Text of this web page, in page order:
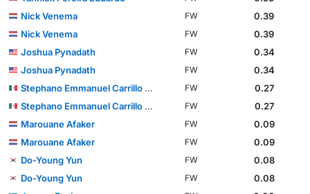
Nick Venema
FW
0.39
Nick Venema
FW
0.39
Joshua Pynadath
FW
0.34
Joshua Pynadath
FW
0.34
Stephano Emmanuel Carrillo Calderón
FW
0.27
Stephano Emmanuel Carrillo Calderón
FW
0.27
Marouane Afaker
FW
0.09
Marouane Afaker
FW
0.09
Do-Young Yun
FW
0.08
Do-Young Yun
FW
0.08